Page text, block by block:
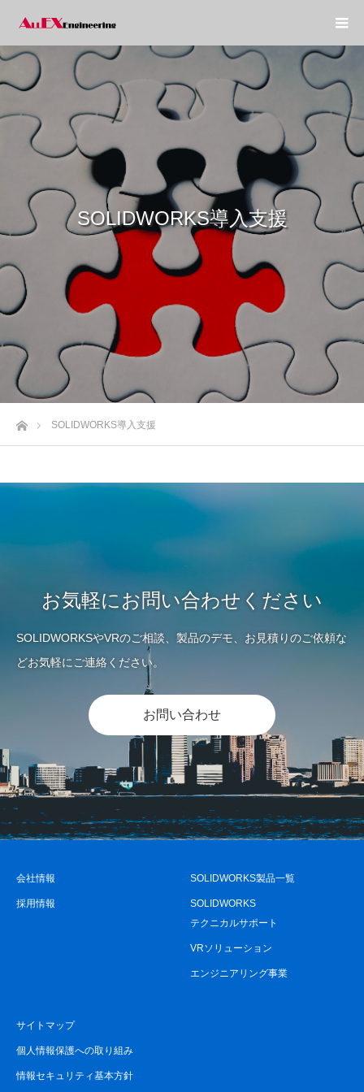
SOLIDWORKS導入支援
ホームSOLIDWORKS導入支援
お気軽にお問い合わせください
SOLIDWORKSやVRのご相談、製品のデモ、お見積りのご依頼な
どお気軽にご連絡ください。
お問い合わせ
会社情報
採用情報
SOLIDWORKS製品一覧
SOLIDWORKS
テクニカルサポート
VRソリューション
エンジニアリング事業
サイトマップ
個人情報保護への取り組み
情報セキュリティ基本方針